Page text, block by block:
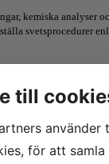
kemiska analyser
svetsprocedurer
till
använder
för att samla